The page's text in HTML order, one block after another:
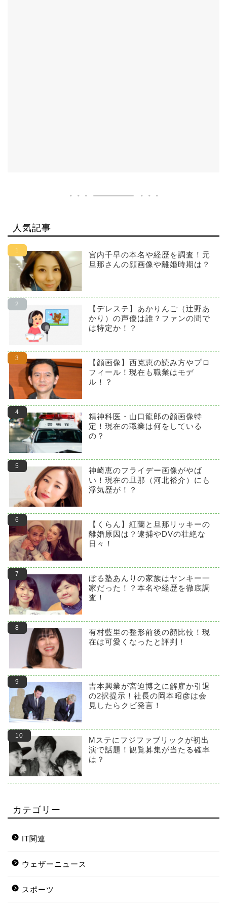
人気記事
宮内千早の本名や経歴を調査！元
旦那さんの顔画像や離婚時期は？
【デレステ】あかりんご（辻野あ
かり）の声優は誰？ファンの間で
は特定か！？
【顔画像】西克恵の読み方やプロ
フィール！現在も職業はモデ
ル！？
精神科医・山口龍郎の顔画像特
定！現在の職業は何をしている
の？
神崎恵のフライデー画像がやば
い！現在の旦那（河北裕介）にも
浮気歴が！？
【くらん】紅蘭と旦那リッキーの
離婚原因は？逮捕やDVの壮絶な
日々！
ぼる塾あんりの家族はヤンキー一
家だった！？本名や経歴を徹底調
査！
有村藍里の整形前後の顔比較！現
在は可愛くなったと評判！
吉本興業が宮迫博之に解雇か引退
の2択提示！社長の岡本昭彦は会
見したらクビ発言！
Mステにフジファブリックが初出
演で話題！観覧募集が当たる確率
は？
カテゴリー
IT関連
ウェザーニュース
スポーツ